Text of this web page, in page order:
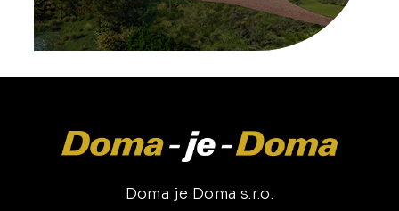
Doma je Doma s.r.o.